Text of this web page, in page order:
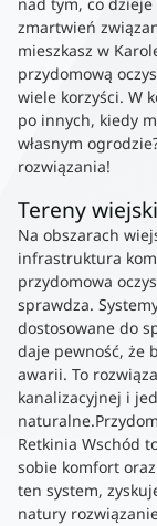
zmartwień
mieszkasz w
przydomową
wiele korzyści. W
po innych, kiedy
własnym
rozwiązania!
Tereny
Na obszarach
infrastruktura
przydomowa
sprawdza.
dostosowane do
daje pewność, że
awarii. To
kanalizacyjnej i
Retkinia Wschód
sobie komfort
ten system,
natury